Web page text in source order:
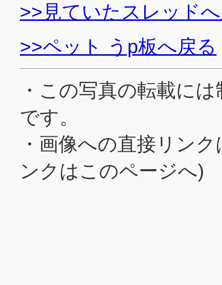
>>見ていたスレッド
>>ペット うp板へ戻る
・この写真の転載に
です。
・画像への直接リン
ンクはこのページへ)